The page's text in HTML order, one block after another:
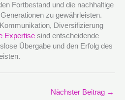
Fortbestand und die nachhaltige
zu gewährleisten.
Diversifizierung
Expertise sind entscheidende
Übergabe und den Erfolg des
Nächster Beitrag →